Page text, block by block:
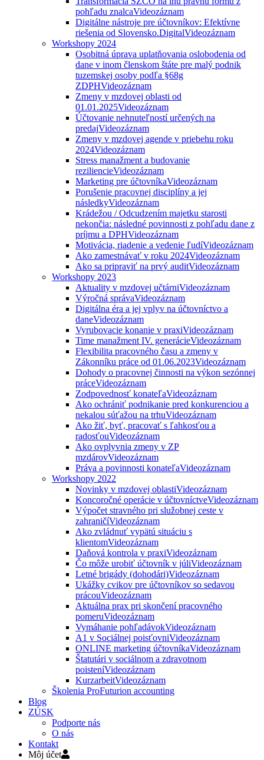
pohľadu znalcaVideozáznam
Digitálne nástroje pre účtovníkov: Efektívne
riešenia od Slovensko.DigitalVideozáznam
Workshopy 2024
Osobitná úprava uplatňovania oslobodenia od
dane v inom členskom štáte pre malý podnik
tuzemskej osoby podľa §68g
ZDPHVideozáznam
Zmeny v mzdovej oblasti od
01.01.2025Videozáznam
Účtovanie nehnuteľností určených na
predajVideozáznam
Zmeny v mzdovej agende v priebehu roku
2024Videozáznam
Stress manažment a budovanie
reziliencieVideozáznam
Marketing pre účtovníkaVideozáznam
Porušenie pracovnej disciplíny a jej
následkyVideozáznam
Krádežou / Odcudzením majetku starosti
nekončia: následné povinnosti z pohľadu dane z
príjmu a DPHVideozáznam
Motivácia, riadenie a vedenie ľudíVideozáznam
Ako zamestnávať v roku 2024Videozáznam
Ako sa pripraviť na prvý auditVideozáznam
Workshopy 2023
Aktuality v mzdovej učtárniVideozáznam
Výročná správaVideozáznam
Digitálna éra a jej vplyv na účtovníctvo a
daneVideozáznam
Vyrubovacie konanie v praxiVideozáznam
Time manažment IV. generácieVideozáznam
Flexibilita pracovného času a zmeny v
Zákonníku práce od 01.06.2023Videozáznam
Dohody o pracovnej činnosti na výkon sezónnej
práceVideozáznam
Zodpovednosť konateľaVideozáznam
Ako ochrániť podnikanie pred konkurenciou a
nekalou súťažou na trhuVideozáznam
Ako žiť, byť, pracovať s ľahkosťou a
radosťouVideozáznam
Ako ovplyvnia zmeny v ZP
mzdárovVideozáznam
Práva a povinnosti konateľaVideozáznam
Workshopy 2022
Novinky v mzdovej oblastiVideozáznam
Koncoročné operácie v účtovníctveVideozáznam
Výpočet stravného pri služobnej ceste v
zahraničíVideozáznam
Ako zvládnuť vypätú situáciu s
klientomVideozáznam
Daňová kontrola v praxiVideozáznam
Čo môže urobiť účtovník v júliVideozáznam
Letné brigády (dohodári)Videozáznam
Ukážky cvikov pre účtovníkov so sedavou
prácouVideozáznam
Aktuálna prax pri skončení pracovného
pomeruVideozáznam
Vymáhanie pohľadávokVideozáznam
A1 v Sociálnej poisťovniVideozáznam
ONLINE marketing účtovníkaVideozáznam
Štatutári v sociálnom a zdravotnom
poisteníVideozáznam
KurzarbeitVideozáznam
Školenia ProFuturion accounting
Blog
ZÚSK
Podporte nás
O nás
Kontakt
Môj účet